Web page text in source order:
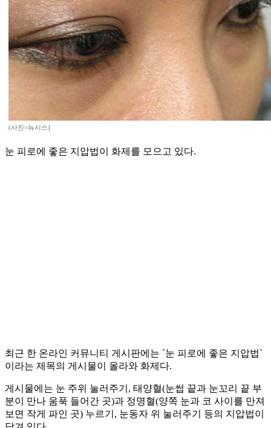
(사진=뉴시스)
눈 피로에 좋은 지압법이 화제를 모으고 있다.
최근 한 온라인 커뮤니티 게시판에는 `눈 피로에 좋은 지압법`
이라는 제목의 게시물이 올라와 화제다.
게시물에는 눈 주위 눌러주기, 태양혈(눈썹 끝과 눈꼬리 끝 부
분이 만나 움푹 들어간 곳)과 정명혈(양쪽 눈과 코 사이를 만져
보면 작게 파인 곳) 누르기, 눈동자 위 눌러주기 등의 지압법이